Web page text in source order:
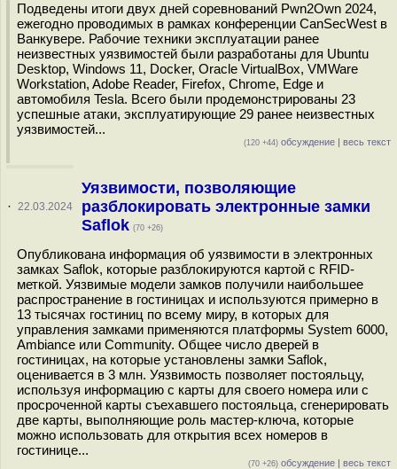
Подведены итоги двух дней соревнований Pwn2Own 2024,
ежегодно проводимых в рамках конференции CanSecWest в
Ванкувере. Рабочие техники эксплуатации ранее
неизвестных уязвимостей были разработаны для Ubuntu
Desktop, Windows 11, Docker, Oracle VirtualBox, VMWare
Workstation, Adobe Reader, Firefox, Chrome, Edge и
автомобиля Tesla. Всего были продемонстрированы 23
успешные атаки, эксплуатирующие 29 ранее неизвестных
уязвимостей...
(120 +44) обсуждение | весь текст
· 22.03.2024
Уязвимости, позволяющие
разблокировать электронные замки
Saflok (70 +26)
Опубликована информация об уязвимости в электронных
замках Saflok, которые разблокируются картой с RFID-
меткой. Уязвимые модели замков получили наибольшее
распространение в гостиницах и используются примерно в
13 тысячах гостиниц по всему миру, в которых для
управления замками применяются платформы System 6000,
Ambiance или Community. Общее число дверей в
гостиницах, на которые установлены замки Saflok,
оценивается в 3 млн. Уязвимость позволяет постояльцу,
используя информацию с карты для своего номера или с
просроченной карты съехавшего постояльца, сгенерировать
две карты, выполняющие роль мастер-ключа, которые
можно использовать для открытия всех номеров в
гостинице...
(70 +26) обсуждение | весь текст